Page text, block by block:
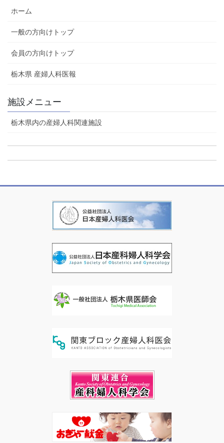
ホーム
一般の方向けトップ
会員の方向けトップ
栃木県 産婦人科医報
施設メニュー
栃木県内の産婦人科関連施設